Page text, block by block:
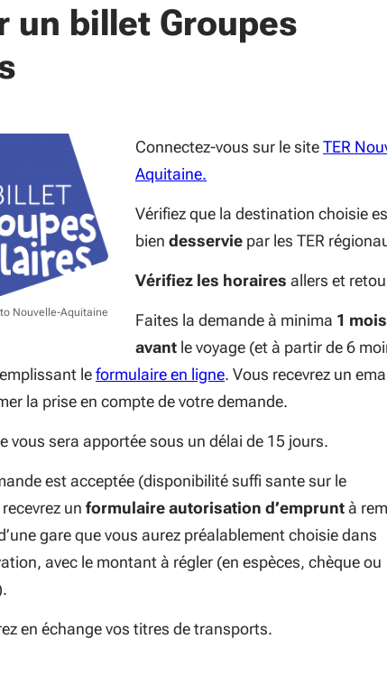
un billet Groupes
Nouvelle-Aquitaine
Connectez-vous sur le siteTER
Aquitaine.
Vérifiez que la destination choisie
bien desservie par les TER
Vérifiez les horaires allers et
Faites la demande à minima 1 mois
avant le voyage (et à partir de 6
leformulaire en ligne(S'ouvre dans une
. Vous recevrez un
la prise en compte de votre demande.
vous sera apportée sous un délai de 15 jours.
est acceptée (disponibilité suffi sante sur le
un formulaire autorisation d’empruntà
gare que vous aurez préalablement choisie dans
avec le montant à régler (en espèces, chèque ou
en échange vos titres de transports.